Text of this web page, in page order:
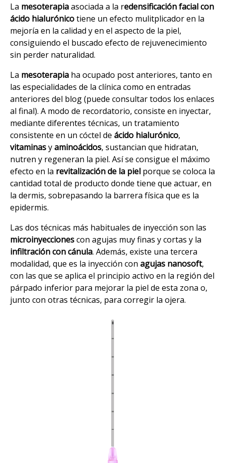
La mesoterapiaasociada a la redensificación facial con
ácido hialurónicotiene un efecto mulitplicador en la
mejoría en la calidad y en el aspecto de la piel,
consiguiendo el buscado efecto de rejuvenecimiento
sin perder naturalidad.
La mesoterapia ha ocupado post anteriores, tanto en
las especialidades de la clínica como en entradas
anteriores del blog (puede consultar todos los enlaces
al final). A modo de recordatorio, consiste en inyectar,
mediante diferentes técnicas, un tratamiento
consistente en un cóctel de ácido hialurónico,
vitaminasyaminoácidos, sustancian que hidratan,
nutren y regeneran la piel. Así se consigue el máximo
efecto en la revitalización de la piel porque se coloca la
cantidad total de producto donde tiene que actuar, en
la dermis, sobrepasando la barrera física que es la
epidermis.
Las dos técnicas más habituales de inyección son las
microinyeccionescon agujas muy finas y cortas y la
infiltración con cánula. Además, existe una tercera
modalidad, que es la inyección con agujas nanosoft,
con las que se aplica el principio activo en la región del
párpado inferior para mejorar la piel de esta zona o,
junto con otras técnicas, para corregir la ojera.